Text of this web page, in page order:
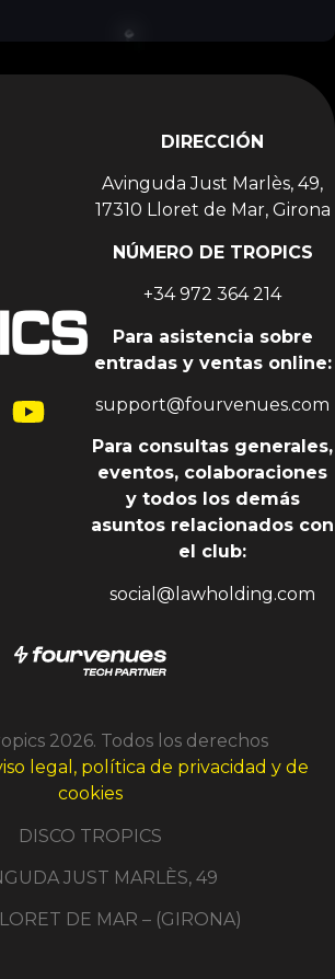
de 2015, Willy William saca
Bélgica e Italia. En 2017, Willy
de “Mi Gente” en colaboración
DIRECCIÓN
Avinguda Just Marlès, 49,
17310 Lloret de Mar, Girona
NÚMERO DE TROPICS
+34 972 364 214
Para asistencia sobre
entradas y ventas online:
support@fourvenues.com
Para consultas generales,
eventos, colaboraciones
y todos los demás
asuntos relacionados con
el club:
social@lawholding.com
2026. Todos los derechos
legal, política de privacidad y de
cookies
DISCO TROPICS
JUST MARLÈS, 49
DE MAR – (GIRONA)